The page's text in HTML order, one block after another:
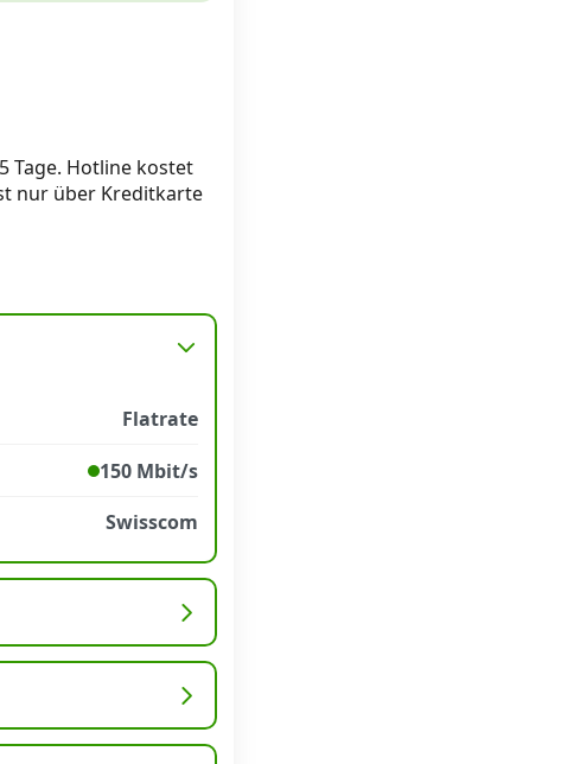
Tage. Hotline kostet
nur über Kreditkarte
Flatrate
150 Mbit/s
Swisscom